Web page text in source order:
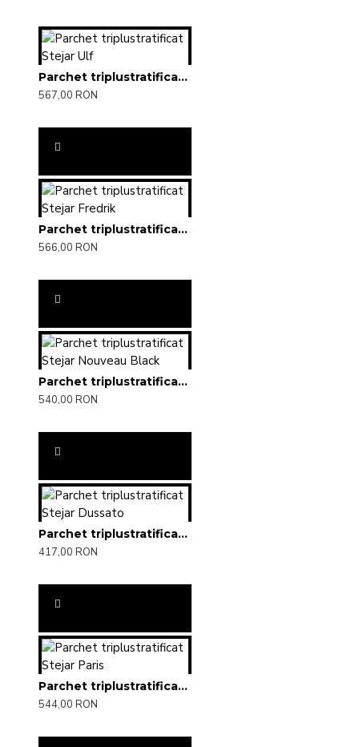
Parchet triplustratificat Stejar Ulf
567,00 RON
Parchet triplustratificat Stejar Fredrik
566,00 RON
Parchet triplustratificat Stejar Nouveau Black
540,00 RON
Parchet triplustratificat Stejar Dussato
417,00 RON
Parchet triplustratificat Stejar Paris
544,00 RON